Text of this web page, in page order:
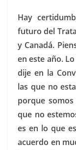
Hay
futuro del
y Canadá.
en este año.
dije en la
las que no
porque
que no
es en lo que
acuerdo en